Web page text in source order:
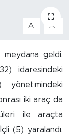
A- A
meydana geldi.
idaresindeki
iki araç da
ile araçta
(5) yaralandı.